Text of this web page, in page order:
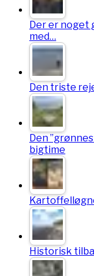
Der er noget
med…
Den triste
Den
bigtime
Historisk